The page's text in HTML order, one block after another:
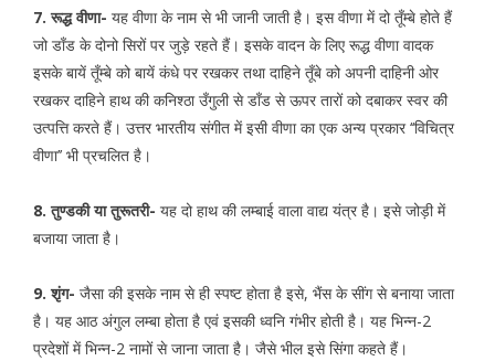
7. रूद्ध वीणा- यह वीणा के नाम से भी जानी जाती है। इस वीणा में दो तूँम्बे होते हैं
जो डाँड के दोनो सिरों पर जुड़े रहते हैं। इसके वादन के लिए रूद्ध वीणा वादक
इसके बायें तूँम्बे को बायें कंधे पर रखकर तथा दाहिने तूँबे को अपनी दाहिनी ओर
रखकर दाहिने हाथ की कनिश्ठा उँगुली से डाँड से ऊपर तारों को दबाकर स्वर की
उत्पत्ति करते हैं। उत्तर भारतीय संगीत में इसी वीणा का एक अन्य प्रकार ‘‘विचित्र
वीणा’’ भी प्रचलित है।
8. तुण्डकी या तुरूतरी- यह दो हाथ की लम्बाई वाला वाद्य यंत्र है। इसे जोड़ी में
बजाया जाता है।
9. शृंग- जैसा की इसके नाम से ही स्पष्ट होता है इसे, भैंस के सींग से बनाया जाता
है। यह आठ अंगुल लम्बा होता है एवं इसकी ध्वनि गंभीर होती है। यह भिन्न-2
प्रदेशों में भिन्न-2 नामों से जाना जाता है। जैसे भील इसे सिंगा कहते हैं।